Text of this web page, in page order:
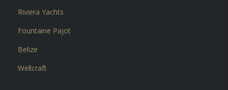
Riviera Yachts
Fountaine Pajot
Belize
Wellcraft